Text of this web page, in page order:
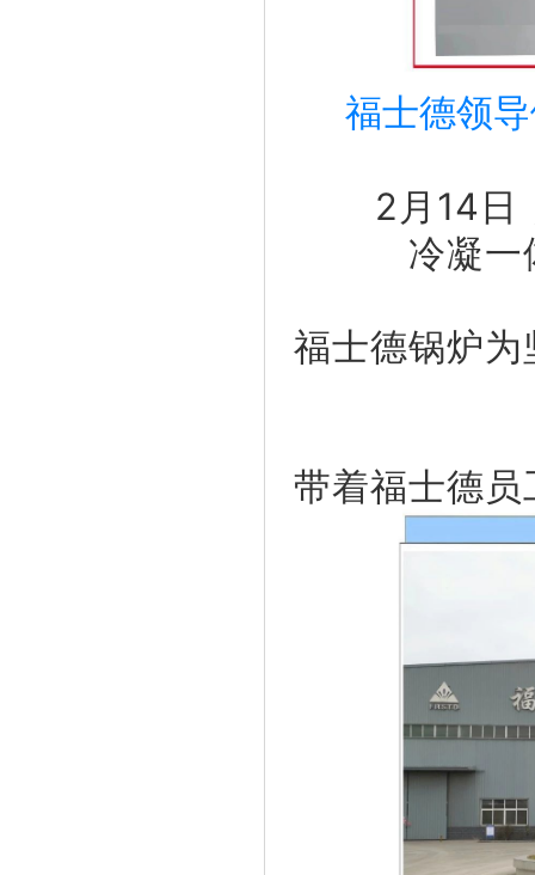
福士德领
2月14日
冷凝一
福士德锅炉
带着福士德